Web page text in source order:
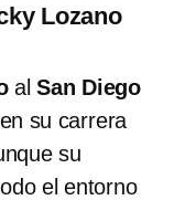
Lozano
alSan Diego
su carrera
su
el entorno